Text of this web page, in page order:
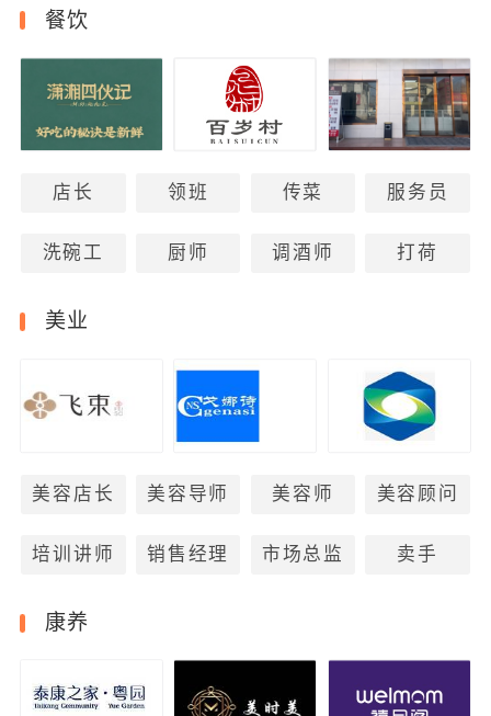
餐饮
店长 领班 传菜 服务员
洗碗工 厨师 调酒师 打荷
美业
美容店长 美容导师 美容师 美容顾问
培训讲师 销售经理 市场总监 卖手
康养